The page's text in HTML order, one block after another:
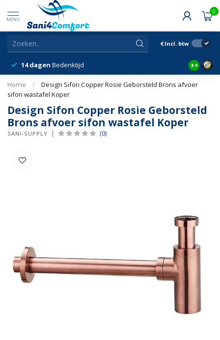
MENU
0
€ Incl. btw
14 dagen Bedenktijd Snelle
8.9
Home /
Design Sifon Copper Rosie Geborsteld Brons afvoer
sifon wastafel Koper
Design Sifon Copper Rosie Geborsteld
Brons afvoer sifon wastafel Koper
SANI-SUPPLY (0)